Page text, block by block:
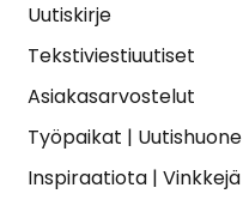
Uutiskirje
Tekstiviestiuutiset
Asiakasarvostelut
Työpaikat | Uutishuone
Inspiraatiota| Vinkkejä